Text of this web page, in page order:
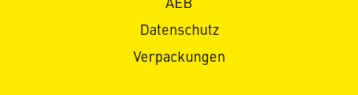
AEB
Datenschutz
Verpackungen